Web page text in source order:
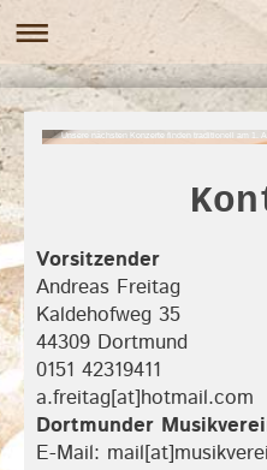
Unsere nächsten Konzerte finden traditionell am 1.
Vorsitzender
Andreas Freitag
Kaldehofweg 35
44309 Dortmund
0151 42319411
a.freitag[at]hotmail.com
Dortmunder
E-Mail: